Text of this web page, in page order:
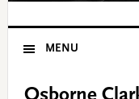
MENU